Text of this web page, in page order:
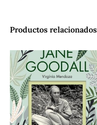
Productos relacionados